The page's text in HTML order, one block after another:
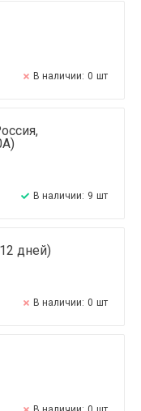
В наличии: 0 шт
В наличии: 9 шт
дней)
В наличии: 0 шт